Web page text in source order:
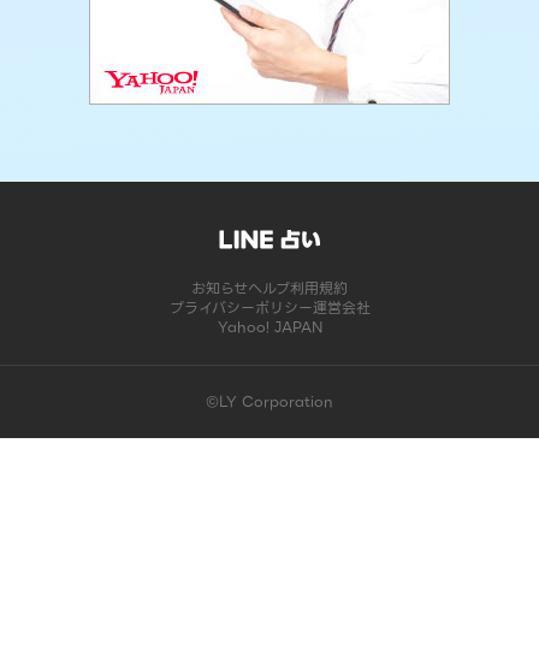
お知らせヘルプ利用規約
プライバシーポリシー運営会社
Yahoo! JAPAN
©LY Corporation
このコンテンツは掲載が終了しました | LINE占い